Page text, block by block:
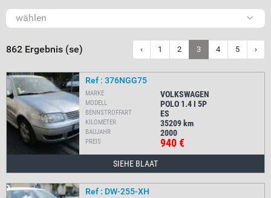
wählen
862 Ergebnis (se) ‹ 1 2 3 4 5 ›
MARKE VOLKSWAGEN
Ref : 376NGG75
MODELL POLO 1.4 I 5P
BENNSTROFFART ES
KILOMETER 35209 km
BAUJAHR 2000
PREIS 940 €
SIEHE BLAAT
Ref : DW-255-XH